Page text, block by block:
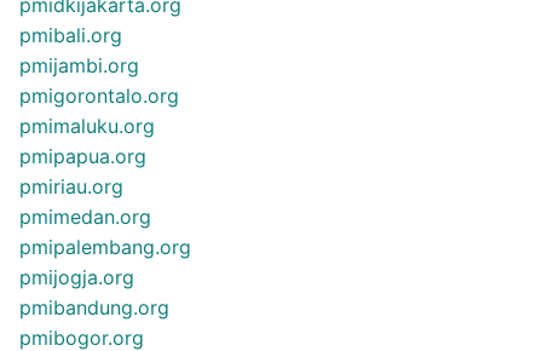
pmibali.org
pmijambi.org
pmigorontalo.org
pmimaluku.org
pmipapua.org
pmiriau.org
pmimedan.org
pmipalembang.org
pmijogja.org
pmibandung.org
pmibogor.org